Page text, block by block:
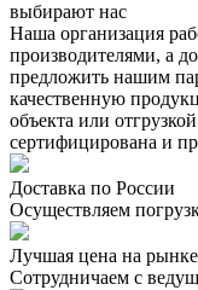
выбирают нас
Наша организация
производителями, а
предложить нашим
качественную
объекта или
сертифицирована и
Доставка по России
Осуществляем
Лучшая цена на рынке
Сотрудничаем с